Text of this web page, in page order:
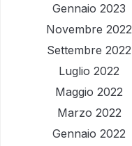
Gennaio 2023
Novembre 2022
Settembre 2022
Luglio 2022
Maggio 2022
Marzo 2022
Gennaio 2022